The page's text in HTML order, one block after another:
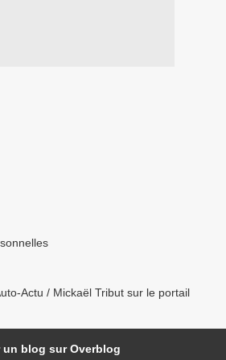
Actu / Mickaël Tribut sur le portail
un blog sur Overblog